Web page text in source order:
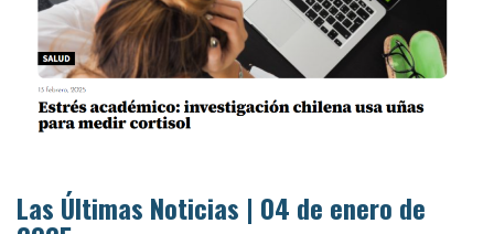
Las Últimas Noticias | 04 de enero de